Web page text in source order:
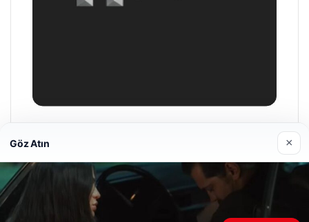
28/04/2026
Göz Atın ×